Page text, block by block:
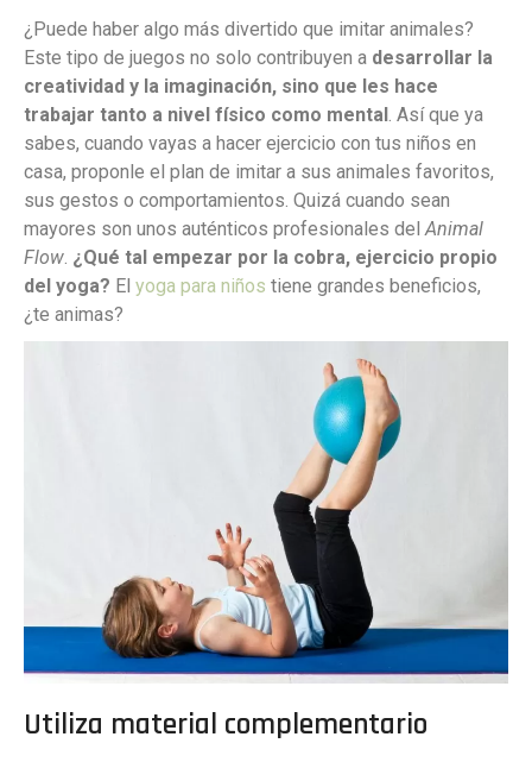
¿Puede haber algo más divertido que imitar animales?
Este tipo de juegos no solo contribuyen a desarrollar la
creatividad y la imaginación, sino que les hace
trabajar tanto a nivel físico como mental. Así que ya
sabes, cuando vayas a hacer ejercicio con tus niños en
casa, proponle el plan de imitar a sus animales favoritos,
sus gestos o comportamientos. Quizá cuando sean
mayores son unos auténticos profesionales delAnimal
Flow. ¿Qué tal empezar por la cobra, ejercicio propio
del yoga? El yoga para niños tiene grandes beneficios,
¿te animas?
Utiliza material complementario